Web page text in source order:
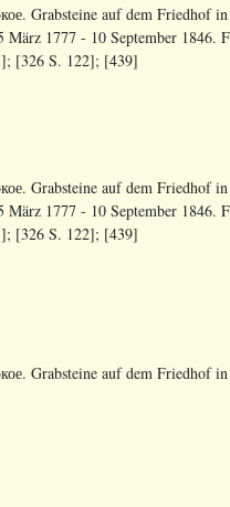
Grabsteine auf dem Friedhof
März 1777 - 10 September
[326 S. 122]; [439]
Grabsteine auf dem Friedhof
März 1777 - 10 September
[326 S. 122]; [439]
Grabsteine auf dem Friedhof